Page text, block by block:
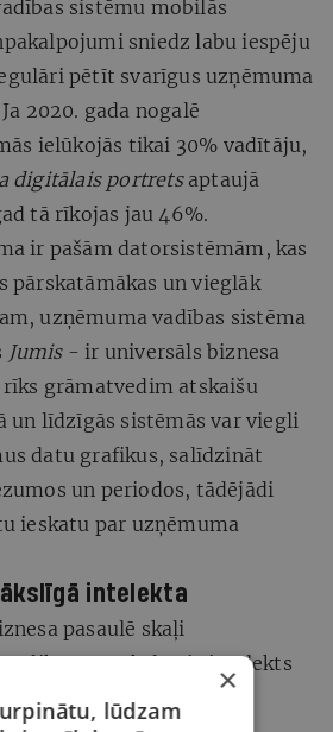
sistēmu mobilās
sniedz labu iespēju
pētīt svarīgus uzņēmuma
2020. gada nogalē
ielūkojās tikai 30% vadītāju,
digitālais portretsaptaujā
tā rīkojas jau 46%.
ir pašām datorsistēmām, kas
pārskatāmākas un vieglāk
uzņēmuma vadības sistēma
Jumis - ir universāls biznesa
grāmatvedim atskaišu
un līdzīgās sistēmās var viegli
datu grafikus, salīdzināt
un periodos, tādējādi
ieskatu par uzņēmuma
intelekta
pasaulē skaļi
salikums mākslīgais intelekts
Vismaz tuvāko×
lūdzam